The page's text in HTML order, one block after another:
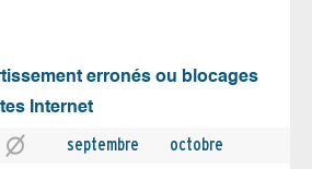
erronés ou blocages
Internet
septembre octobre